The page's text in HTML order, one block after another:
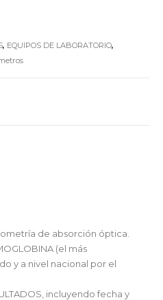
, EQUIPOS DE LABORATORIO,
de absorción óptica.
(el más
y a nivel nacional por el
incluyendo fecha y